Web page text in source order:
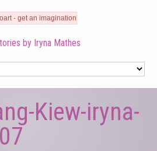
by Iryna Mathes
Kiew-iryna-